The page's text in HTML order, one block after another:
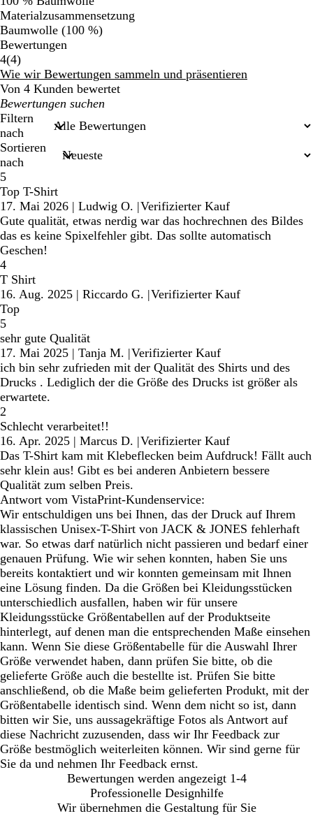
Materialzusammensetzung
Baumwolle (100 %)
Bewertungen
4(44
Bewertungen
)
Wie wir Bewertungen sammeln und präsentieren
Von 4 Kunden bewertet
Meine
Sucheingaben
Filtern
nach
Sortieren
nach
5
Top T-Shirt
17. Mai 2026 | Ludwig O. |Verifizierter Kauf
Gute qualität, etwas nerdig war das hochrechnen des Bildes
das es keine Spixelfehler gibt. Das sollte automatisch
Geschen!
4
T Shirt
16. Aug. 2025 | Riccardo G. |Verifizierter Kauf
Top
5
sehr gute Qualität
17. Mai 2025 | Tanja M. |Verifizierter Kauf
ich bin sehr zufrieden mit der Qualität des Shirts und des
Drucks . Lediglich der die Größe des Drucks ist größer als
erwartete.
2
Schlecht verarbeitet!!
16. Apr. 2025 | Marcus D. |Verifizierter Kauf
Das T-Shirt kam mit Klebeflecken beim Aufdruck! Fällt auch
sehr klein aus! Gibt es bei anderen Anbietern bessere
Qualität zum selben Preis.
Antwort vom VistaPrint-Kundenservice:
Wir entschuldigen uns bei Ihnen, das der Druck auf Ihrem
klassischen Unisex-T-Shirt von JACK & JONES fehlerhaft
war. So etwas darf natürlich nicht passieren und bedarf einer
genauen Prüfung. Wie wir sehen konnten, haben Sie uns
bereits kontaktiert und wir konnten gemeinsam mit Ihnen
eine Lösung finden. Da die Größen bei Kleidungsstücken
unterschiedlich ausfallen, haben wir für unsere
Kleidungsstücke Größentabellen auf der Produktseite
hinterlegt, auf denen man die entsprechenden Maße einsehen
kann. Wenn Sie diese Größentabelle für die Auswahl Ihrer
Größe verwendet haben, dann prüfen Sie bitte, ob die
gelieferte Größe auch die bestellte ist. Prüfen Sie bitte
anschließend, ob die Maße beim gelieferten Produkt, mit der
Größentabelle identisch sind. Wenn dem nicht so ist, dann
bitten wir Sie, uns aussagekräftige Fotos als Antwort auf
diese Nachricht zuzusenden, dass wir Ihr Feedback zur
Größe bestmöglich weiterleiten können. Wir sind gerne für
Sie da und nehmen Ihr Feedback ernst.
Bewertungen werden angezeigt 1-4
Professionelle Designhilfe
Wir übernehmen die Gestaltung für Sie